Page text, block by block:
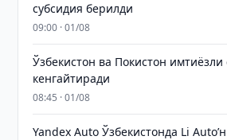
субсидия берилди
09:00 · 01/08
Ўзбекистон ва Покистон
кенгайтиради
08:45 · 01/08
Yandex Auto Ўзбекистонда Li